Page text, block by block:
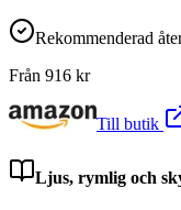
Rekommenderad
Från 916 kr
Till butik
Ljus, rymlig och